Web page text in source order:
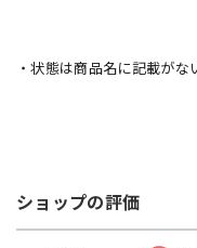
・状態は商品名に記載がな
ショップの評価